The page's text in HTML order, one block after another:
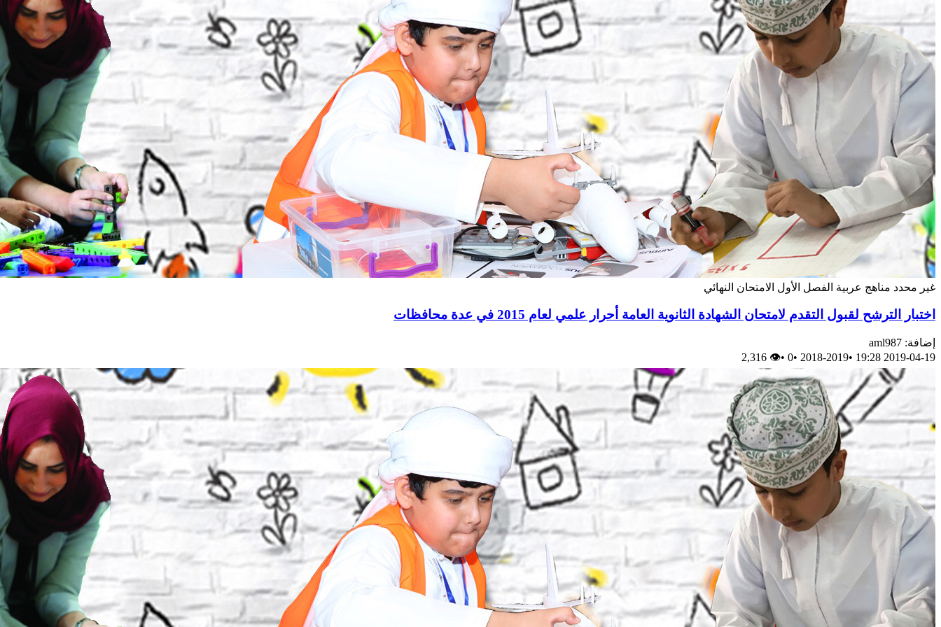
غير محدد مناهج عربية الفصل الأول الامتحان النهائي
اختبار الترشح لقبول التقدم لامتحان الشهادة الثانوية العامة أحرار علمي لعام 2015 في عدة محافظات
إضافة: aml987
2019-04-19 19:28
•
2018-2019
•
0
•
👁 2,316